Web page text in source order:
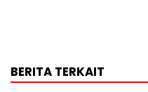
BERITA TERKAIT